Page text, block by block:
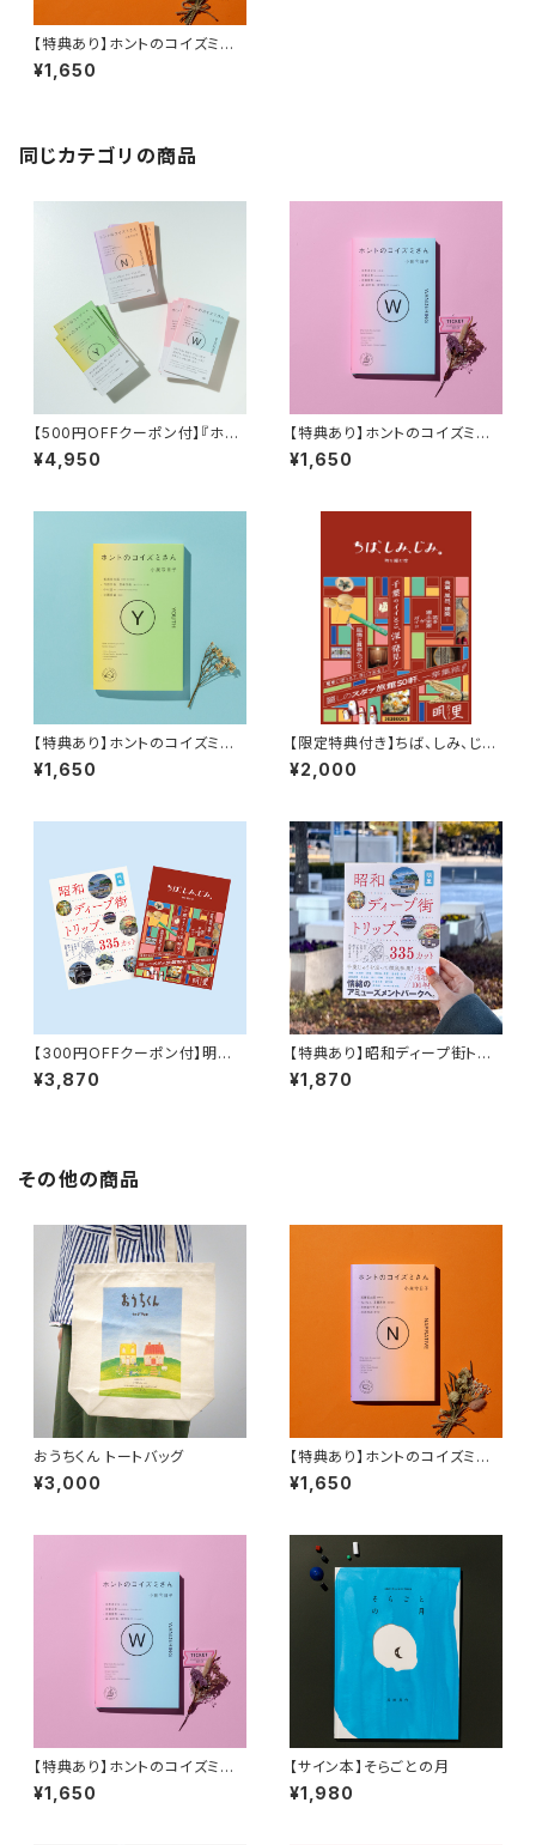
【特典あり】ホントのコイズミさ
ん NARRATIVE
¥1,650
同じカテゴリの商品
【500円OFFクーポン付】『ホン
トのコイズミさん』セット 『ホント
のコイズミさん YOUTH』 『ホン
¥4,950
【特典あり】ホントのコイズミさ
ん WANDERING
¥1,650
【特典あり】ホントのコイズミさ
ん YOUTH
¥1,650
【限定特典付き】ちば、しみ、じ
み。 時を編む宿
¥2,000
【300円OFFクーポン付】明里
の世界セット『ちば、しみ、じみ。
時を編む宿』『昭和ディープ街ト
¥3,870
【特典あり】昭和ディープ街トリッ
プ、335カット 20代女性が小学
生から続ける探訪と研究
¥1,870
その他の商品
おうちくん トートバッグ
¥3,000
【特典あり】ホントのコイズミさ
ん NARRATIVE
¥1,650
【特典あり】ホントのコイズミさ
ん WANDERING
¥1,650
【サイン本】そらごとの月
¥1,980